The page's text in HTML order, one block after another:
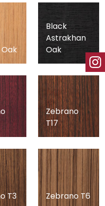
Black
Astrakhan
Oak
Zebrano
T17
T3 Zebrano T6